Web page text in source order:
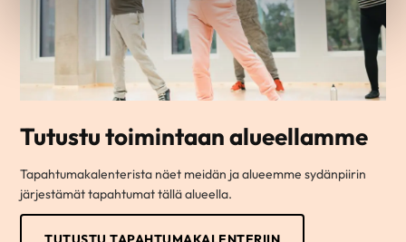
Tutustu toimintaan alueellamme
Tapahtumakalenterista näet meidän ja alueemme sydänpiirin
järjestämät tapahtumat tällä alueella.